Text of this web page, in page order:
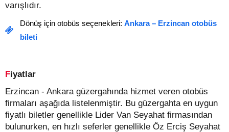
varışlıdır.
Dönüş için otobüs seçenekleri: Ankara – Erzincan otobüs
bileti
Fiyatlar
Erzincan - Ankara güzergahında hizmet veren otobüs
firmaları aşağıda listelenmiştir. Bu güzergahta en uygun
fiyatlı biletler genellikle Lider Van Seyahat firmasından
bulunurken, en hızlı seferler genellikle Öz Erciş Seyahat